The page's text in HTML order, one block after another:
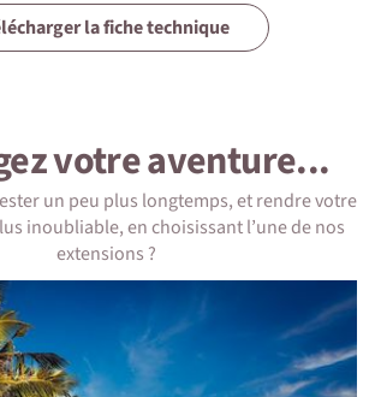
santé
voyage
et préparation
à toute personne en bonne santé.
sont relativement faciles et
la fiche technique
votre aventure...
un peu plus longtemps, et rendre votre
inoubliable, en choisissant l’une de nos
extensions ?